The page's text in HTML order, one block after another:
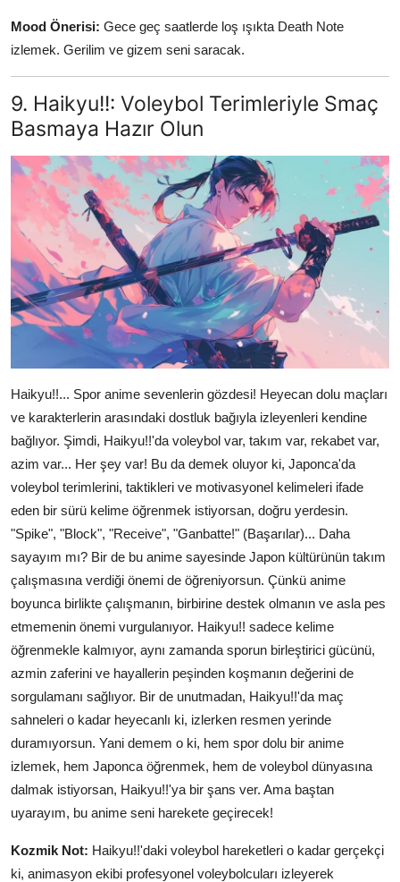
Mood Önerisi: Gece geç saatlerde loş ışıkta Death Note
izlemek. Gerilim ve gizem seni saracak.
9. Haikyu!!: Voleybol Terimleriyle Smaç
Basmaya Hazır Olun
Haikyu!!... Spor anime sevenlerin gözdesi! Heyecan dolu maçları
ve karakterlerin arasındaki dostluk bağıyla izleyenleri kendine
bağlıyor. Şimdi, Haikyu!!'da voleybol var, takım var, rekabet var,
azim var... Her şey var! Bu da demek oluyor ki, Japonca'da
voleybol terimlerini, taktikleri ve motivasyonel kelimeleri ifade
eden bir sürü kelime öğrenmek istiyorsan, doğru yerdesin.
"Spike", "Block", "Receive", "Ganbatte!" (Başarılar)... Daha
sayayım mı? Bir de bu anime sayesinde Japon kültürünün takım
çalışmasına verdiği önemi de öğreniyorsun. Çünkü anime
boyunca birlikte çalışmanın, birbirine destek olmanın ve asla pes
etmemenin önemi vurgulanıyor. Haikyu!! sadece kelime
öğrenmekle kalmıyor, aynı zamanda sporun birleştirici gücünü,
azmin zaferini ve hayallerin peşinden koşmanın değerini de
sorgulamanı sağlıyor. Bir de unutmadan, Haikyu!!'da maç
sahneleri o kadar heyecanlı ki, izlerken resmen yerinde
duramıyorsun. Yani demem o ki, hem spor dolu bir anime
izlemek, hem Japonca öğrenmek, hem de voleybol dünyasına
dalmak istiyorsan, Haikyu!!'ya bir şans ver. Ama baştan
uyarayım, bu anime seni harekete geçirecek!
Kozmik Not: Haikyu!!'daki voleybol hareketleri o kadar gerçekçi
ki, animasyon ekibi profesyonel voleybolcuları izleyerek